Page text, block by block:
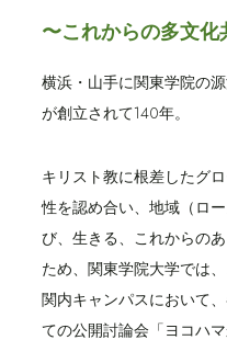
〜これからの多文
横浜・山手に関東学院の
が創立されて140年。
キリスト教に根差したグ
性を認め合い、地域（ロ
び、生きる、これからの
ため、関東学院大学では
関内キャンパスにおいて
ての公開討論会「ヨコハ